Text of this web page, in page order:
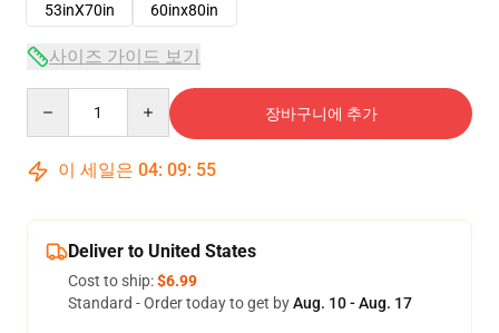
53inX70in
60inx80in
사이즈 가이드 보기
장바구니에 추가
이 세일은 04: 09: 54
Deliver to United States
Cost to ship:$6.99
Standard - Order today to get byAug. 10 - Aug. 17